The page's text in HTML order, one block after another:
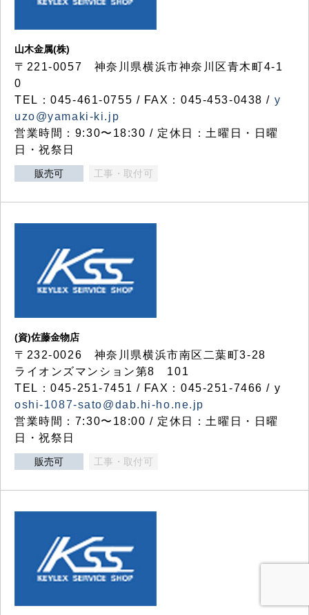
山木金属(株)
〒221-0057 神奈川県横浜市神奈川区青木町4-1
0
TEL：045-461-0755 / FAX：045-453-0438 / y
uzo@yamaki-ki.jp
営業時間：9:30〜18:30 / 定休日：土曜日・日曜
日・祝祭日
販売可 工事・取付可
(資)佐藤金物店
〒232-0026 神奈川県横浜市南区二葉町3-28
ライオンズマンション第8 101
TEL：045-251-7451 / FAX：045-251-7466 / y
oshi-1087-sato@dab.hi-ho.ne.jp
営業時間：7:30〜18:00 / 定休日：土曜日・日曜
日・祝祭日
販売可 工事・取付可